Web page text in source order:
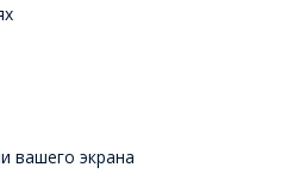
вашего экрана